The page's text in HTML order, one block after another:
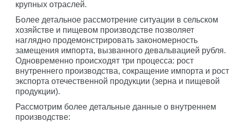
крупных отраслей.
Более детальное рассмотрение ситуации в сельском
хозяйстве и пищевом производстве позволяет
наглядно продемонстрировать закономерность
замещения импорта, вызванного девальвацией рубля.
Одновременно происходят три процесса: рост
внутреннего производства, сокращение импорта и рост
экспорта отечественной продукции (зерна и пищевой
продукции).
Рассмотрим более детальные данные о внутреннем
производстве: